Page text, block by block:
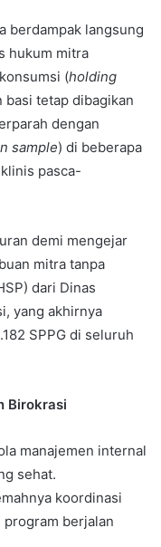
berdampak langsung
hukum mitra
(holding
basi tetap dibagikan
dengan
sample) di beberapa
pasca-
demi mengejar
mitra tanpa
dari Dinas
yang akhirnya
SPPG di seluruh
Birokrasi
manajemen internal
sehat.
koordinasi
berjalan